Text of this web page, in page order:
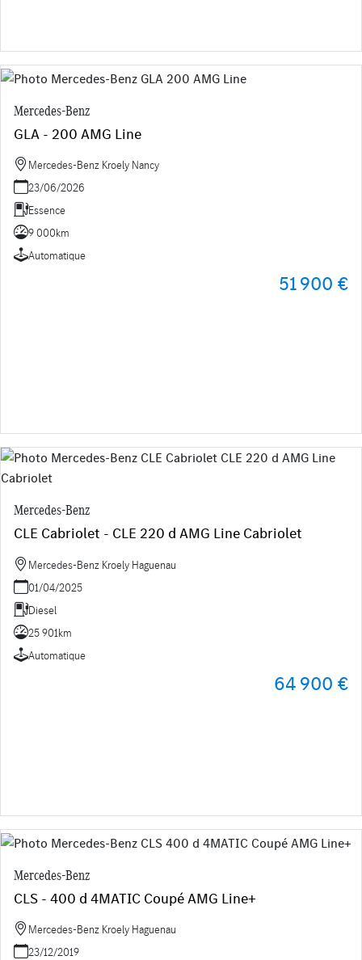
Mercedes-Benz
GLA - 200 AMG Line
Mercedes-Benz Kroely Nancy
23/06/2026
Essence
9 000km
Automatique
51 900 €
Mercedes-Benz
CLE Cabriolet - CLE 220 d AMG Line Cabriolet
Mercedes-Benz Kroely Haguenau
01/04/2025
Diesel
25 901km
Automatique
64 900 €
Mercedes-Benz
CLS - 400 d 4MATIC Coupé AMG Line+
Mercedes-Benz Kroely Haguenau
23/12/2019